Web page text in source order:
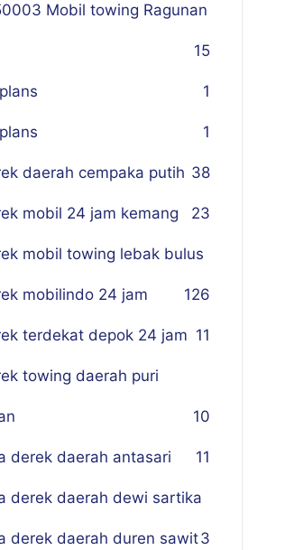
Mobil towing Ragunan
5
1
1
1
daerah cempaka putih 38
mobil 24 jam kemang 23
mobil towing lebak bulus
26
mobilindo 24 jam 1
terdekat depok 24 jam 11
towing daerah puri
10
derek daerah antasari 11
derek daerah dewi sartika
3
derek daerah duren sawit